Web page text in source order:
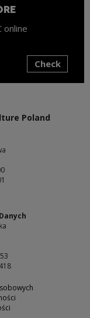
online
Check
Poland